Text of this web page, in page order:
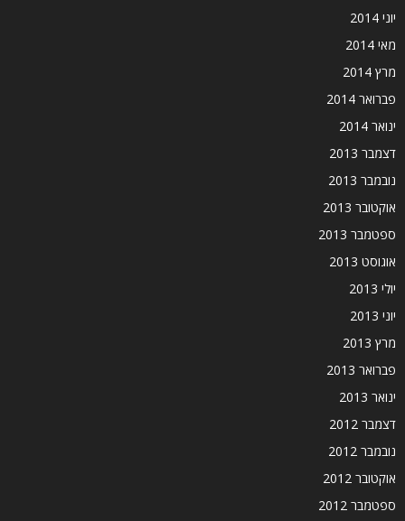
יוני 2014
מאי 2014
מרץ 2014
פברואר 2014
ינואר 2014
דצמבר 2013
נובמבר 2013
אוקטובר 2013
ספטמבר 2013
אוגוסט 2013
יולי 2013
יוני 2013
מרץ 2013
פברואר 2013
ינואר 2013
דצמבר 2012
נובמבר 2012
אוקטובר 2012
ספטמבר 2012